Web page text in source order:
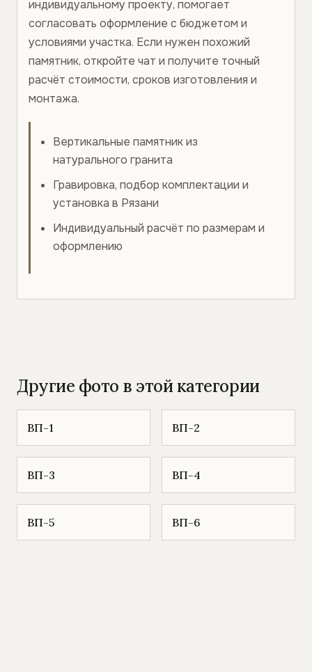
индивидуальному проекту, помогает
согласовать оформление с бюджетом и
условиями участка. Если нужен похожий
памятник, откройте чат и получите точный
расчёт стоимости, сроков изготовления и
монтажа.
Вертикальные памятник из
натурального гранита
Гравировка, подбор комплектации и
установка в Рязани
Индивидуальный расчёт по размерам и
оформлению
Другие фото в этой категории
ВП-1 ВП-2
ВП-3 ВП-4
ВП-5 ВП-6